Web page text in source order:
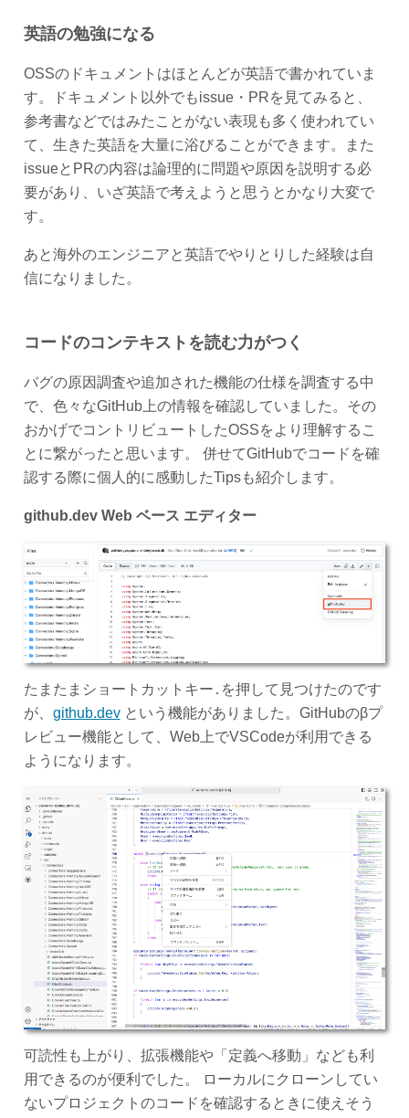
英語の勉強になる
OSSのドキュメントはほとんどが英語で書かれていま
す。ドキュメント以外でもissue・PRを見てみると、
参考書などではみたことがない表現も多く使われてい
て、生きた英語を大量に浴びることができます。また
issueとPRの内容は論理的に問題や原因を説明する必
要があり、いざ英語で考えようと思うとかなり大変で
す。
あと海外のエンジニアと英語でやりとりした経験は自
信になりました。
コードのコンテキストを読む力がつく
バグの原因調査や追加された機能の仕様を調査する中
で、色々なGitHub上の情報を確認していました。その
おかげでコントリビュートしたOSSをより理解するこ
とに繋がったと思います。 併せてGitHubでコードを確
認する際に個人的に感動したTipsも紹介します。
github.dev Web ベース エディター
たまたまショートカットキー . を押して見つけたのです
が、 github.devという機能がありました。GitHubのβプ
レビュー機能として、Web上でVSCodeが利用できる
ようになります。
可読性も上がり、拡張機能や「定義へ移動」なども利
用できるのが便利でした。 ローカルにクローンしてい
ないプロジェクトのコードを確認するときに使えそう